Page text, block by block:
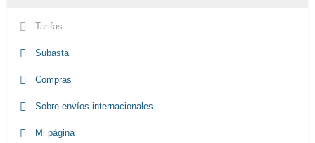
Tarifas
Subasta
Compras
Sobre envíos internacionales
Mi página